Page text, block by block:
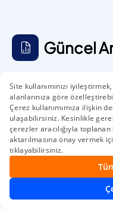
Güncel
Günlük Öneri Bülteni
Günlük Öneri
Günlük Öneri,
Yabancı Takas